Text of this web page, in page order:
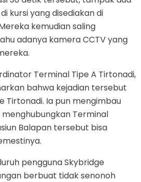
kursi yang disediakan di
kemudian saling
adanya kamera CCTV yang
Terminal Tipe A Tirtonadi,
bahwa kejadian tersebut
Tirtonadi. Ia pun mengimbau
Terminal
Balapan tersebut bisa
pengguna Skybridge
berbuat tidak senonoh